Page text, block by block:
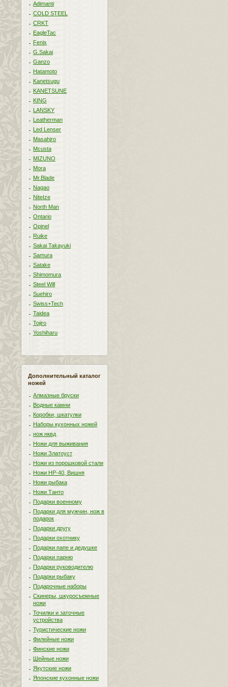
Adimanti
COLD STEEL
CRKT
EagleTac
Fenix
G.Sakai
Ganzo
Hatamoto
Kanetsugu
KANETSUNE
KING
LANSKY
Leatherman
Led Lenser
Masahiro
Mcusta
MIZUNO
Mora
Mr.Blade
Nagao
NiteIze
North Man
Ontario
Opinel
Ruike
Sakai Takayuki
Samura
Satake
Shimomura
Steel Will
Suehiro
Swiss+Tech
Taidea
Tojiro
Yoshiharu
Дополнительный каталог
ножей
Алмазные бруски
Водные камни
Коробки, шкатулки
Наборы кухонных ножей
нож нквд
Ножи для выживания
Ножи Златоуст
Ножи из порошковой стали
Ножи НР-40, Вишня
Ножи рыбака
Ножи Танто
Подарки военному
Подарки для мужчин, нож в
подарок
Подарки другу
Подарки охотнику
Подарки папе и дедушке
Подарки парню
Подарки руководителю
Подарки рыбаку
Подарочные наборы
Скинеры, шкуросъемные
ножи
Точилки и заточные
устройства
Туристические ножи
Филейные ножи
Финские ножи
Шейные ножи
Якутские ножи
Японские кухонные ножи